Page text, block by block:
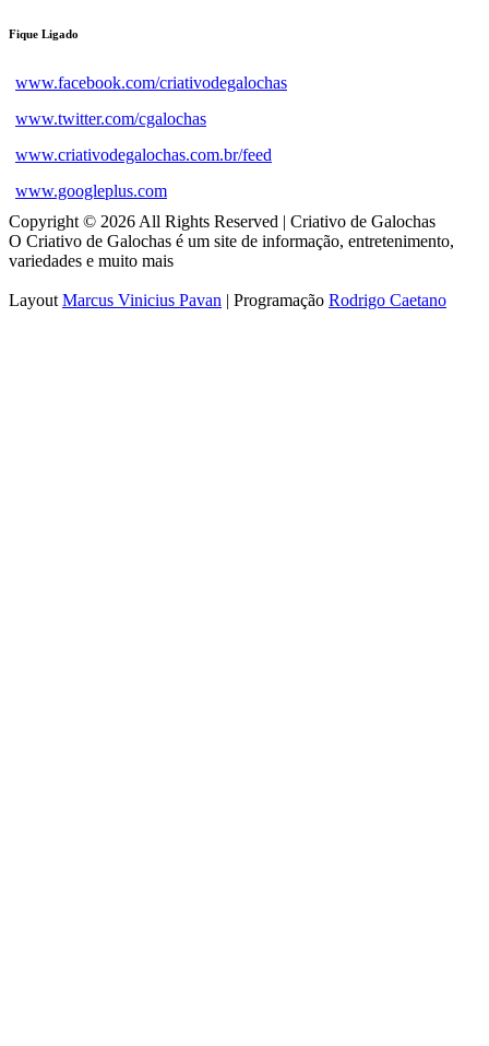
Fique Ligado
www.facebook.com/criativodegalochas
www.twitter.com/cgalochas
www.criativodegalochas.com.br/feed
www.googleplus.com
Copyright © 2026 All Rights Reserved | Criativo de Galochas
O Criativo de Galochas é um site de informação, entretenimento,
variedades e muito mais
Layout Marcus Vinicius Pavan | Programação Rodrigo Caetano